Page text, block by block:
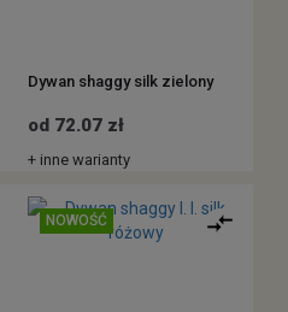
Dywan shaggy silk zielony
od 72.07 zł
+ inne warianty
NOWOŚĆ